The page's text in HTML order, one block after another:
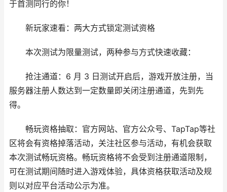
于首测同行的你！
新玩家速看：两大方式锁定测试资格
本次测试为限量测试，两种参与方式快速收藏：
抢注通道：6 月 3 日测试开启后，游戏开放注册，当
服务器注册人数达到一定数量即关闭注册通道，先到先
得。
畅玩资格抽取：官方网站、官方公众号、TapTap等社
区将会有资格掉落活动，关注社区参与活动，有机会获取
本次测试畅玩资格。畅玩资格将不会受到注册通道限制，
可在测试期间随时进入游戏体验，具体资格获取活动及规
则以对应平台活动公示为准。